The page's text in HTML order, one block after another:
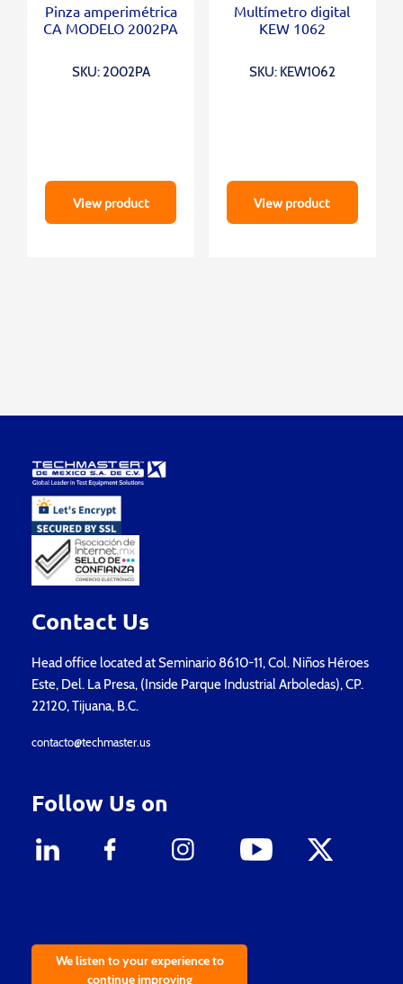
Pinza amperimétrica
CA MODELO 2002PA
SKU: 2002PA
View product
Multímetro digital
KEW 1062
SKU: KEW1062
View product
Contact Us
Head office located at Seminario 8610-11, Col. Niños Héroes
Este, Del. La Presa, (Inside Parque Industrial Arboledas), CP.
22120, Tijuana, B.C.
contacto@techmaster.us
Follow Us on
We listen to your experience to
continue improving